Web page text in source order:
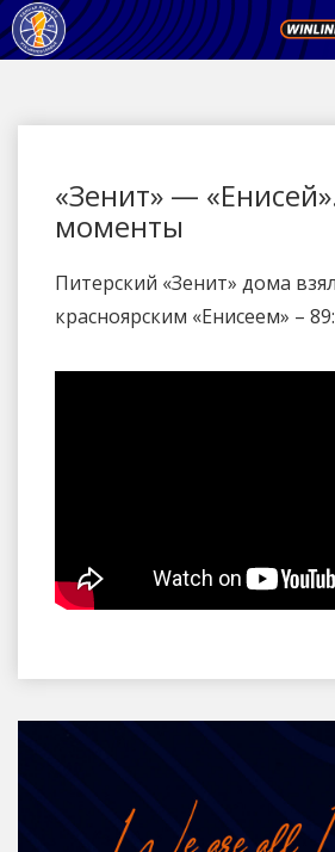
«Зенит» —
моменты
Питерский «Зенит» дома
красноярским «Енисеем» –